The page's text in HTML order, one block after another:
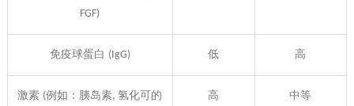
FGF)
免疫球蛋白 (IgG) 低 高
激素 (例如：胰岛素,氢化可的 高 中等